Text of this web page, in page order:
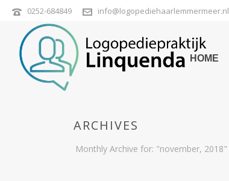
0252-684849 info@logopediehaarlemmermeer.nl
HOME
ARCHIVES
Monthly Archive for: "november, 2018"